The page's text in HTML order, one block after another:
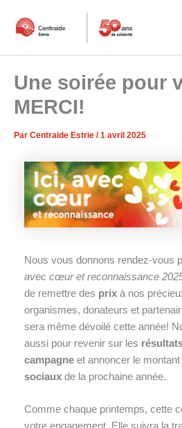
Une soirée pour
MERCI!
Par Centraide Estrie /1 avril 2025
Nous vous donnons rendez-vous
avec cœur et reconnaissance
de remettre des prix à nos
organismes, donateurs et
sera même dévoilé cette année!
aussi pour revenir sur les
campagne et annoncer le montant
sociaux de la prochaine année.
Comme chaque printemps, cette